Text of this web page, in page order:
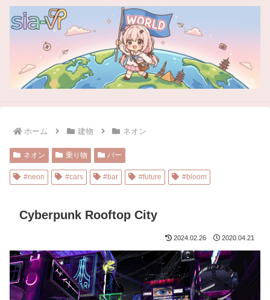
ホーム 建物 ネオン
ネオン 乗り物 バー
#neon #cars #bar #future #bloom
Cyberpunk Rooftop City
2024.02.26 2020.04.21